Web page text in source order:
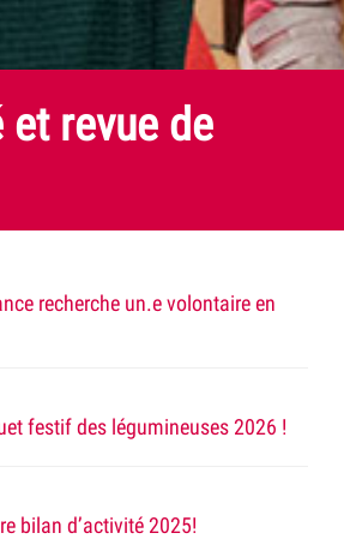
revue de
recherche un.e volontaire en
festif des légumineuses 2026 !
bilan d’activité 2025!